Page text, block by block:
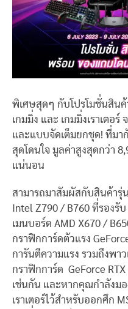
พิเศษสุดๆ กับโปรโมชั่นสินค้
เกมมิ่ง และ เกมมิ่งเราเตอ
และแบบจัดเต็มยกชุด! ที่มา
สุดโดนใจ มูลค่าสูงสุดกว่า
แน่นอน
สามารถมาสัมผัสกับสินค้ารุ่
Intel Z790 / B760 ที่รองรั
เมนบอร์ด AMD X670 /
กราฟิกการ์ดตัวแรง
การันตีความแรง รวมถึงพา
กราฟิกการ์ด GeForce
เช่นกัน และหากคุณกำลังมอ
เราเตอร์ไว้สำหรับออกศึก